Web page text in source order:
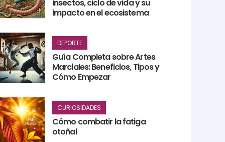
insectos, ciclo de vida y su
impacto en el ecosistema
DEPORTE
Guía Completa sobre Artes
Marciales: Beneficios, Tipos y
Cómo Empezar
CURIOSIDADES
Cómo combatir la fatiga
otoñal